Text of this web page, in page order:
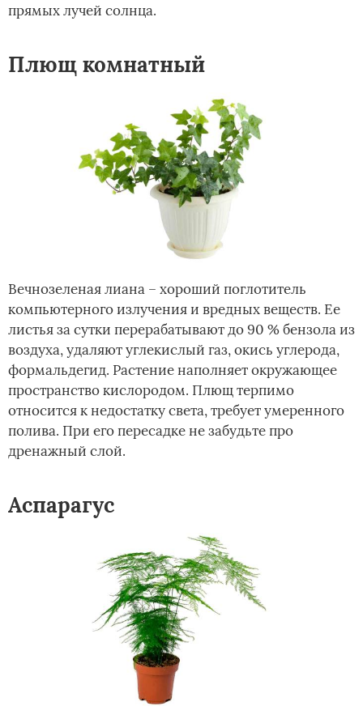
прямых лучей солнца.
Плющ комнатный
Вечнозеленая лиана – хороший поглотитель
компьютерного излучения и вредных веществ. Ее
листья за сутки перерабатывают до 90 % бензола из
воздуха, удаляют углекислый газ, окись углерода,
формальдегид. Растение наполняет окружающее
пространство кислородом. Плющ терпимо
относится к недостатку света, требует умеренного
полива. При его пересадке не забудьте про
дренажный слой.
Аспарагус